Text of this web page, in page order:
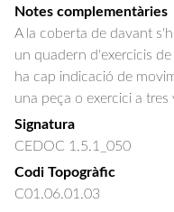
Notes complementàries
A la coberta de davant
un quadern d'exercicis
ha cap indicació de
una peça o exercici a tres
Signatura
CEDOC 1.5.1_050
Codi Topogràfic
C01.06.01.03